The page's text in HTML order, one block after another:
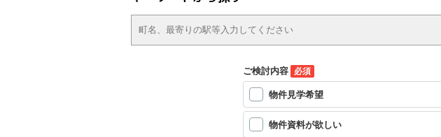
ご検討内容 必須
物件見学希望
物件資料が欲しい